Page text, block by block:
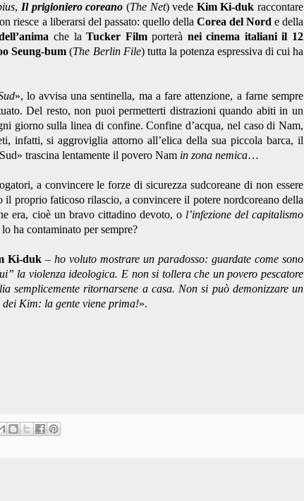
, Il prigioniero coreano (The Net) vede Kim Ki-duk raccontare
riesce a liberarsi del passato: quello della Corea del Nord e della
che laTucker Filmporterà nei cinema italiani il 12
Seung-bum (The Berlin File) tutta la potenza espressiva di cui ha
», lo avvisa una sentinella, ma a fare attenzione, a farne sempre
Del resto, non puoi permetterti distrazioni quando abiti in un
giorno sulla linea di confine. Confine d’acqua, nel caso di Nam,
infatti, si aggroviglia attorno all’elica della sua piccola barca, il
trascina lentamente il povero Nam in zona nemica…
a convincere le forze di sicurezza sudcoreane di non essere
il proprio faticoso rilascio, a convincere il potere nordcoreano della
era, cioè un bravo cittadino devoto, o l’infezione del capitalismo
lo ha contaminato per sempre?
Ki-duk – ho voluto mostrare un paradosso: guardate come sono
la violenza ideologica. E non si tollera che un povero pescatore
semplicemente ritornarsene a casa. Non si può demonizzare un
Kim: la gente viene prima!».